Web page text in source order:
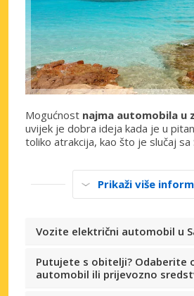
Mogućnost najma automobila u
uvijek je dobra ideja kada je u
toliko atrakcija, kao što je slučaj sa
Prikaži više
Vozite električni automobil u
Putujete s obitelji? Odaberite
automobil ili prijevozno